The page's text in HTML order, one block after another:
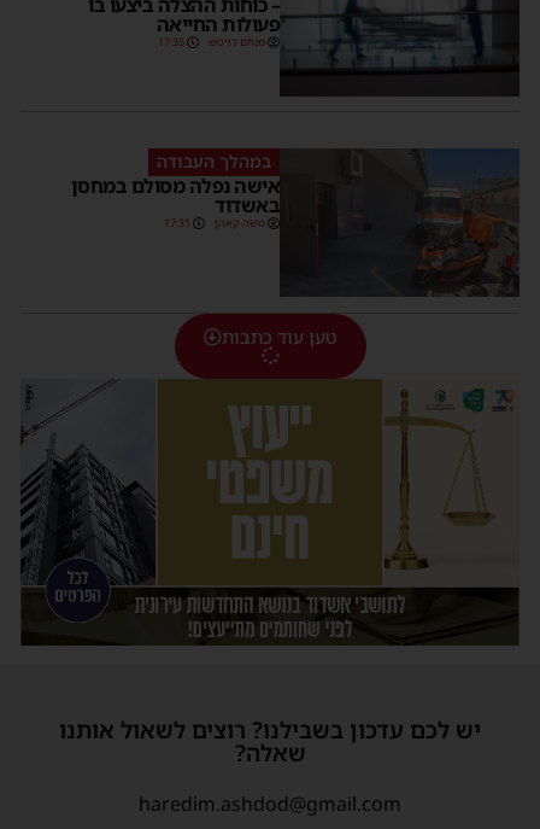
פעולות החייאה
מנחם דויטש 17:35
במהלך העבודה
אישה נפלה מסולם במחסן
באשדוד
משה קאהן 17:31
טען עוד כתבות
יש לכם עדכון בשבילנו? רוצים לשאול אותנו
שאלה?
haredim.ashdod@gmail.com